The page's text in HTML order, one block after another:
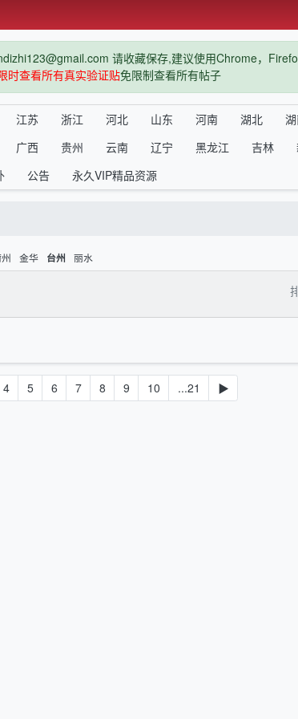
请收藏保存,建议使用Chrome，
时查看所有真实验证贴免限制查看所有帖子
江苏 浙江 河北 山东 河南 湖北
广西 贵州 云南 辽宁 黑龙江 吉林
公告 永久VIP精品资源
金华 台州 丽水
4 5 6 7 8 9 10 ...21 ▶